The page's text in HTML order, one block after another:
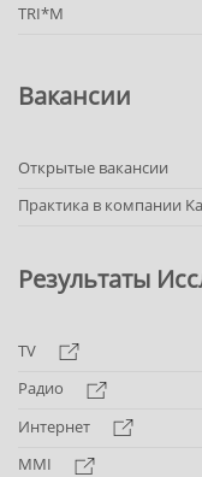
TRI*M
Вакансии
Открытые вакансии
Практика в компании
Результаты
TV
Радио
Интернет
MMI